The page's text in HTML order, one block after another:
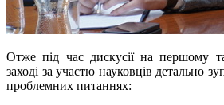
Отже під час дискусії на першому
заході за участю науковців детально
проблемних питаннях: